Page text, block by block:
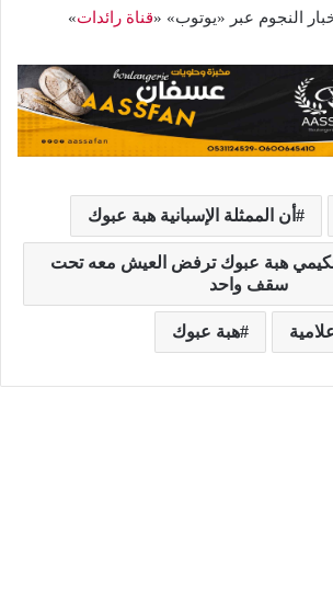
النجوم عبر «يوتوب» «قناة رائدات»
أن الممثلة الإسبانية هبة عبوك
هبة عبوك ترفض العيش معه تحت
سقف واحد
هبة عبوك